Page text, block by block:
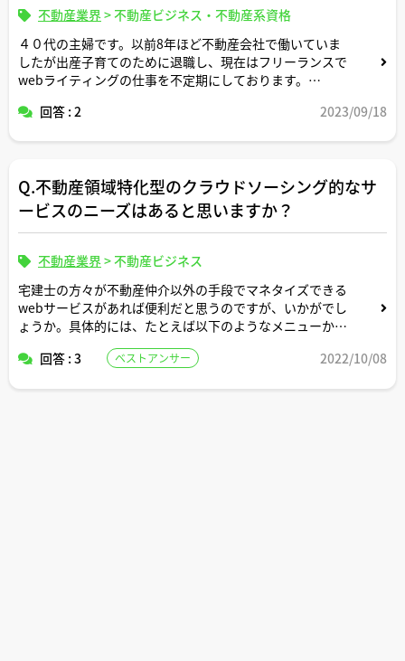
不動産業界>不動産ビジネス・不動産系資格
４０代の主婦です。以前8年ほど不動産会社で働いていま
したが出産子育てのために退職し、現在はフリーランスで
webライティングの仕事を不定期にしております。
不動産会社在籍時には宅建士を取得し賃貸売買の営業や重
は可能でしょうか。
不動産会社側でそのようなニーズがあるかについても教え
ていただけますと幸いです。
回答 : 2 2023/09/18
Q.不動産領域特化型のクラウドソーシング的なサ
ービスのニーズはあると思いますか？
不動産業界>不動産ビジネス
宅建士の方々が不動産仲介以外の手段でマネタイズできる
webサービスがあれば便利だと思うのですが、いかがでし
ょうか。具体的には、たとえば以下のようなメニューから
募集できるサービスがあればとても便利なのではないかと
回答 : 3 ベストアンサー 2022/10/08